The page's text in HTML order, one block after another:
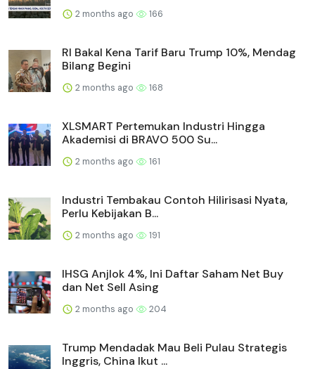
2 months ago 166
RI Bakal Kena Tarif Baru Trump 10%, Mendag
Bilang Begini
2 months ago 168
XLSMART Pertemukan Industri Hingga
Akademisi di BRAVO 500 Su...
2 months ago 161
Industri Tembakau Contoh Hilirisasi Nyata,
Perlu Kebijakan B...
2 months ago 191
IHSG Anjlok 4%, Ini Daftar Saham Net Buy
dan Net Sell Asing
2 months ago 204
Trump Mendadak Mau Beli Pulau Strategis
Inggris, China Ikut ...